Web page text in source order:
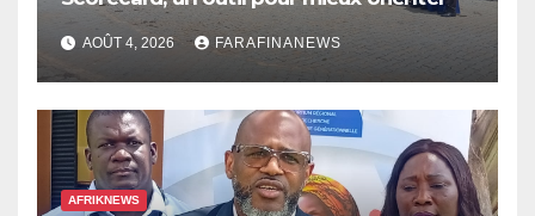
les dépenses publiques
AOÛT 4, 2026 FARAFINANEWS
AFRIKNEWS